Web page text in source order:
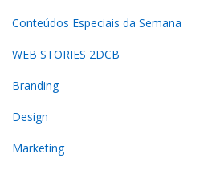
Conteúdos Especiais da Semana
WEB STORIES 2DCB
Branding
Design
Marketing